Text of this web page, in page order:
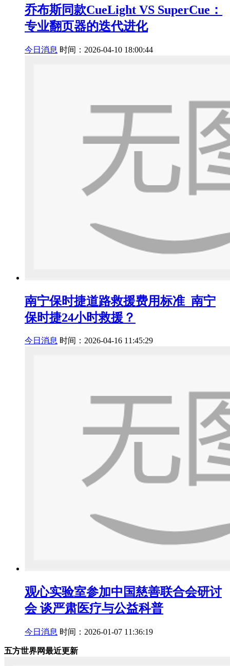
乔布斯同款CueLight VS SuperCue：
专业翻页器的迭代进化
今日消息 时间：2026-04-10 18:00:44
南宁保时捷道路救援费用标准_南宁
保时捷24小时救援？
今日消息 时间：2026-04-16 11:45:29
观心实验室参加中国慈善联合会研讨
会 谈严肃医疗与公益科普
今日消息 时间：2026-01-07 11:36:19
五方世界网最近更新